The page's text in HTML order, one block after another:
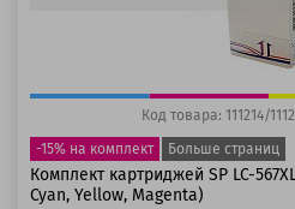
Код товара: 111214/
-15% на комплект
Больше страниц
Комплект картриджей SP LC-
Cyan, Yellow, Magenta)